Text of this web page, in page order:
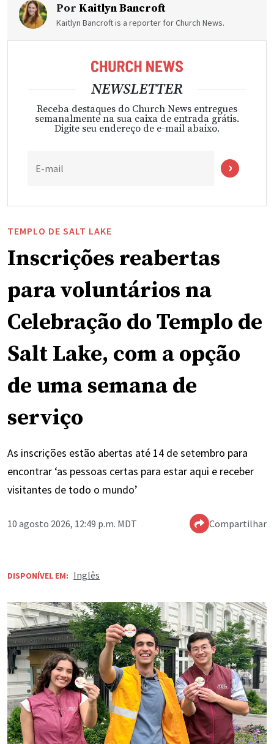
Por Kaitlyn Bancroft
Kaitlyn Bancroft is a reporter for Church News.
NEWSLETTER
Receba destaques do Church News entregues
semanalmente na sua caixa de entrada grátis.
Digite seu endereço de e-mail abaixo.
E-mail
TEMPLO DE SALT LAKE
Inscrições reabertas
para voluntários na
Celebração do Templo de
Salt Lake, com a opção
de uma semana de
serviço
As inscrições estão abertas até 14 de setembro para
encontrar ‘as pessoas certas para estar aqui e receber
visitantes de todo o mundo’
10 agosto 2026, 12:49 p.m. MDT Compartilhar
DISPONÍVEL EM: Inglês